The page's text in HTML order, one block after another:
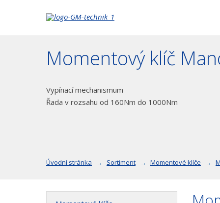
Momentový klíč
Vypínací mechanismum
Řada v rozsahu od 160Nm do 1000Nm
Úvodní stránka Sortiment Momentové klíče